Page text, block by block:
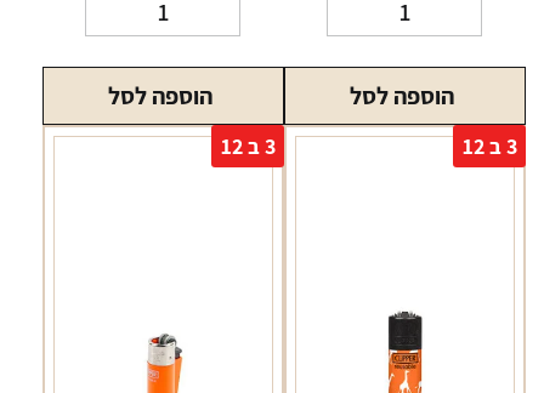
של
מצית
קליפר
מתכת
בצבעים
הוספה לסל
של
מצית
קליפר
ברזל
הוספה לסל
3 ב 12 3 ב 12